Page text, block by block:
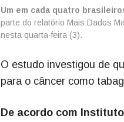
Um em cada quatro
parte do relatório Mais Dados
nesta quarta-feira (3).
O estudo investigou de
para o câncer como
De acordo com